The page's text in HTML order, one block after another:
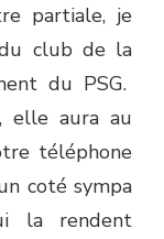
partiale, je
club de la
du PSG.
elle aura au
téléphone
coté sympa
la rendent